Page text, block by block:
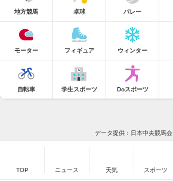
地方競馬 卓球 バレー
モーター フィギュア ウィンター
自転車 学生スポーツ Doスポーツ
データ提供：日本中央競馬会
TOP ニュース 天気 スポーツ